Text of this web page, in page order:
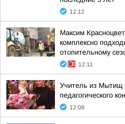
12:12
Максим
комплексно
отопительному
12:11
Учитель из Мытищ
педагогического
12:08